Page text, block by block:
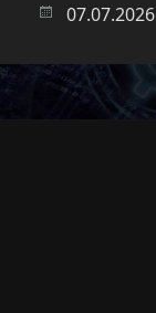
07.07.2026